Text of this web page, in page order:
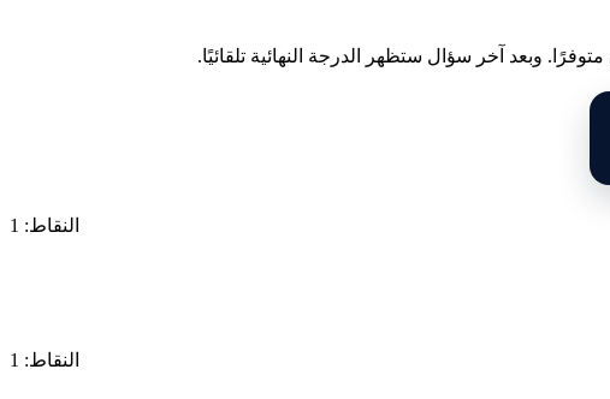
وبعد آخر سؤال ستظهر الدرجة النهائية تلقائيًا.
النقاط: 1
النقاط: 1